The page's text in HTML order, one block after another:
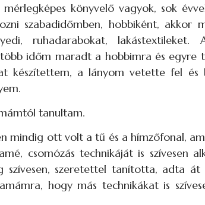
könyvelő vagyok, sok
szabadidőmben, hobbiként, akkor
ruhadarabokat, lakástextileket.
időm maradt a hobbimra és egyre
készítettem, a lányom vetette fel
tanultam.
mindig ott volt a tű és a hímzőfonal,
csomózás technikáját is szívesen
szívesen, szeretettel tanította, adta át
hogy más technikákat is